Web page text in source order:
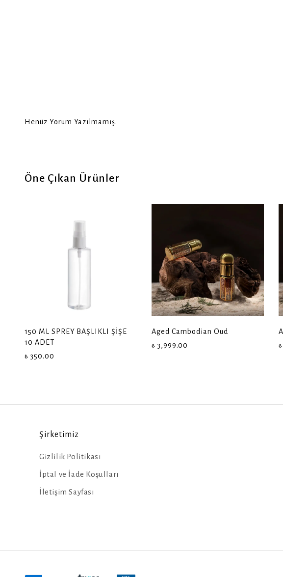
Henüz Yorum Yazılmamış.
Öne Çıkan Ürünler
150 ML SPREY BAŞLIKLI ŞİŞE
10 ADET
₺ 350.00
Aged Cambodian Oud
₺ 3,999.00
Şirketimiz
Gizlilik Politikası
İptal ve İade Koşulları
İletişim Sayfası